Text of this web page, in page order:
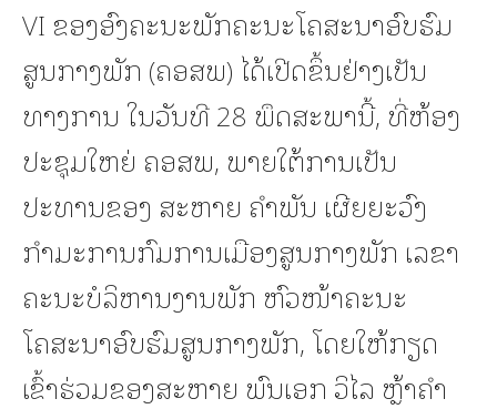
VI ຂອງອົງຄະນະພັກຄະນະໂຄສະນາອົບຮົມ
ສູນກາງພັກ (ຄອສພ) ໄດ້ເປີດຂຶ້ນຢ່າງເປັນ
ທາງການ ໃນວັນທີ 28 ພຶດສະພານີ້, ທີ່ຫ້ອງ
ປະຊຸມໃຫຍ່ ຄອສພ, ພາຍໃຕ້ການເປັນ
ປະທານຂອງ ສະຫາຍ ຄໍາພັນ ເຜີຍຍະວົງ
ກໍາມະການກົມການເມືອງສູນກາງພັກ ເລຂາ
ຄະນະບໍລິຫານງານພັກ ຫົວໜ້າຄະນະ
ໂຄສະນາອົບຮົມສູນກາງພັກ, ໂດຍໃຫ້ກຽດ
ເຂົ້າຮ່ວມຂອງສະຫາຍ ພົນເອກ ວິໄລ ຫຼ້າຄໍາ